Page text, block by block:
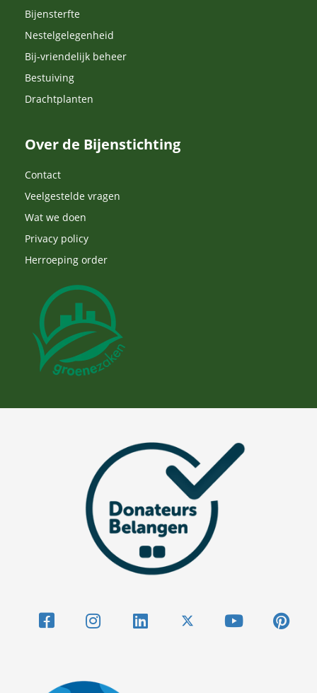
Bijensterfte
Nestelgelegenheid
Bij-vriendelijk beheer
Bestuiving
Drachtplanten
Over de Bijenstichting
Contact
Veelgestelde vragen
Wat we doen
Privacy policy
Herroeping order